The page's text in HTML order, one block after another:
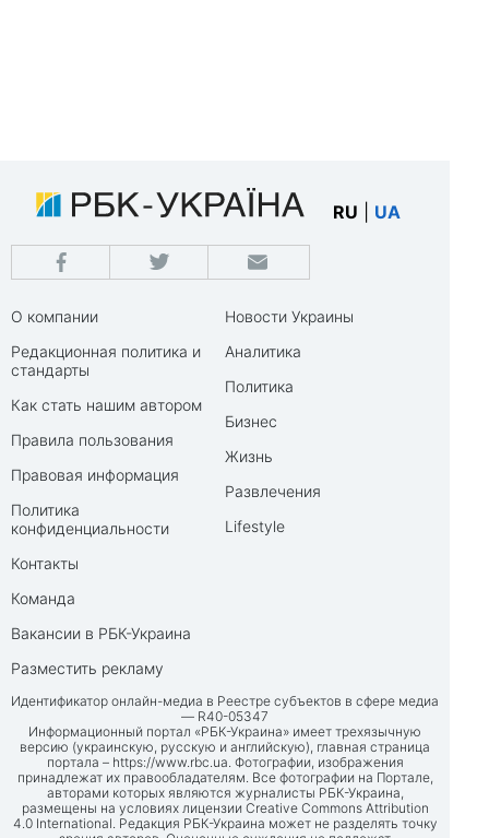
RU UA
О компании
Редакционная политика и
стандарты
Как стать нашим автором
Правила пользования
Правовая информация
Политика
конфиденциальности
Контакты
Команда
Вакансии в РБК-Украина
Разместить рекламу
Новости Украины
Аналитика
Политика
Бизнес
Жизнь
Развлечения
Lifestyle
Идентификатор онлайн-медиа в Реестре субъектов в сфере медиа
— R40-05347
Информационный портал «РБК-Украина» имеет трехязычную
версию (украинскую, русскую и английскую), главная страница
портала – https://www.rbc.ua. Фотографии, изображения
принадлежат их правообладателям. Все фотографии на Портале,
авторами которых являются журналисты РБК-Украина,
размещены на условиях лицензии Creative Commons Attribution
4.0 International. Редакция РБК-Украина может не разделять точку